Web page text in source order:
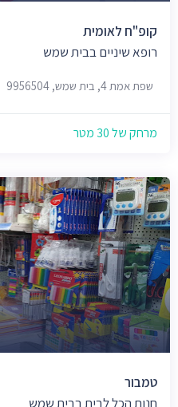
קופ"ח לאומית
רופא שיניים בבית שמש
שפת אמת 4, בית שמש, 9956504
מרחק של 30 מטר
טמבור
חנות הכל לבית בבית שמש